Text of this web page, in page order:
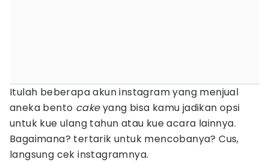
Itulah beberapa akun instagram yang menjual
aneka bento cakeyang bisa kamu jadikan opsi
untuk kue ulang tahun atau kue acara lainnya.
Bagaimana? tertarik untuk mencobanya? Cus,
langsung cek instagramnya.